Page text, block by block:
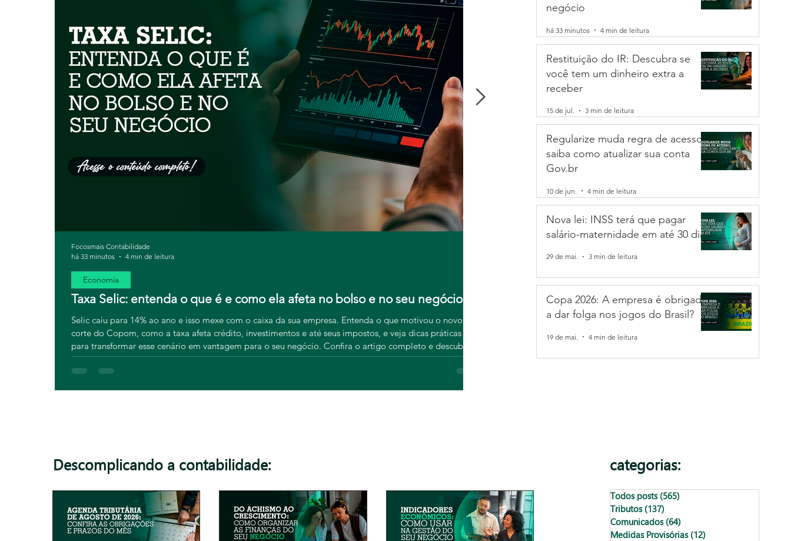
Taxa Selic: entenda o que é e como ela afeta no bolso e no seu negócio
Selic caiu para 14% ao ano e isso mexe com o caixa da sua empresa. Entenda o que motivou o novo
corte do Copom, como a taxa afeta crédito, investimentos e até seus impostos, e veja dicas práticas
para transformar esse cenário em vantagem para o seu negócio. Confira o artigo completo e descubra
como a Focosmais pode te ajudar a planejar os próximos passos.
Economia
Focosmais Contabilidade
há 33 minutos
4 min de leitura
IVA Dual Brasileiro de Forma Simples
A Reforma Tributária está transformando o sistema de impostos no Brasil, e
do IVA Dual é essencial para empresas que desejam se manter em
e quais os impactos para o seu negócio. Leia e prepare sua empresa para
2 min de leitura
negócio
há 33 minutos 4 min de leitura
Restituição do IR: Descubra se
você tem um dinheiro extra a
receber
15 de jul. 3 min de leitura
Regularize muda regra de acesso:
saiba como atualizar sua conta
Gov.br
10 de jun. 4 min de leitura
Nova lei: INSS terá que pagar
salário-maternidade em até 30 dias
29 de mai. 3 min de leitura
Copa 2026: A empresa é obrigada
a dar folga nos jogos do Brasil?
19 de mai. 4 min de leitura
Descomplicando a contabilidade: categorias:
Todos posts (565)
Tributos (137)
Comunicados (64)
Medidas Provisórias (12)